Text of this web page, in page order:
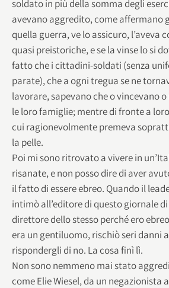
soldato in più della somma degli
avevano aggredito, come affermano
quella guerra, ve lo assicuro, l’aveva
quasi preistoriche, e se la vinse lo si
fatto che i cittadini-soldati (senza
parate), che a ogni tregua se ne
lavorare, sapevano che o vincevano
le loro famiglie; mentre di fronte a loro
cui ragionevolmente premeva
la pelle.
Poi mi sono ritrovato a vivere in
risanate, e non posso dire di aver
il fatto di essere ebreo. Quando il
intimò all’editore di questo giornale
direttore dello stesso perché ero
era un gentiluomo, rischiò seri danni
rispondergli di no. La cosa finì lì.
Non sono nemmeno mai stato
come Elie Wiesel, da un negazionista